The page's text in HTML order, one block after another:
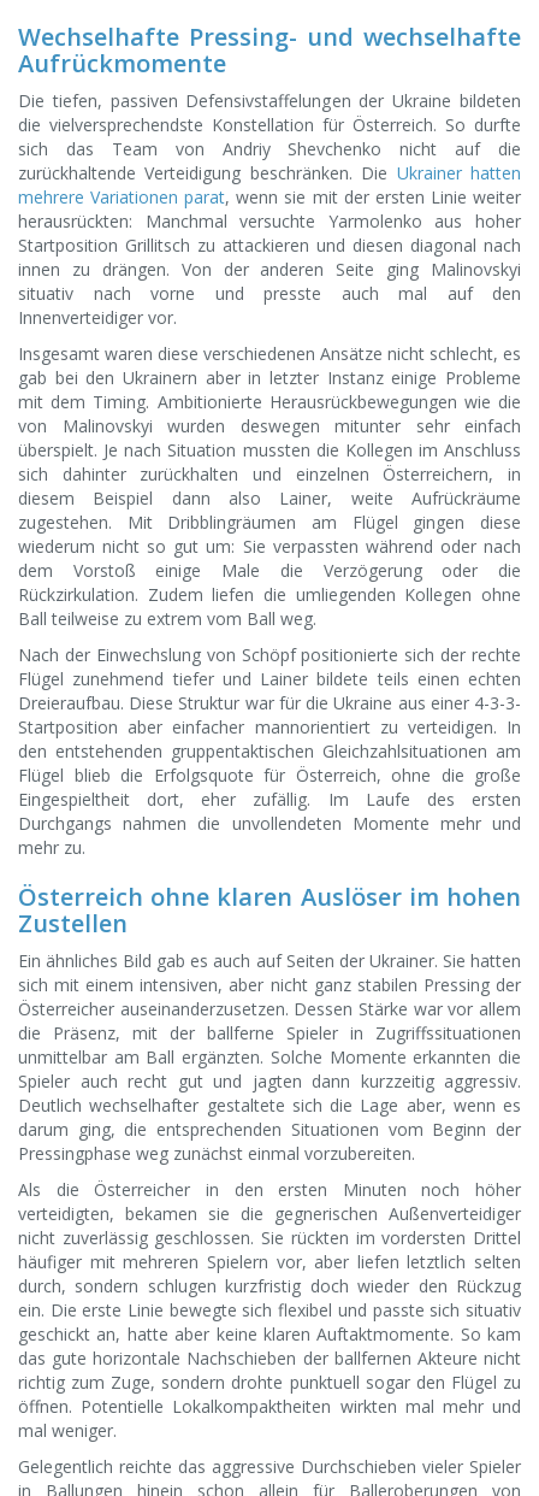
Wechselhafte Pressing- und wechselhafte
Aufrückmomente
Die tiefen, passiven Defensivstaffelungen der Ukraine bildeten
die vielversprechendste Konstellation für Österreich. So durfte
sich das Team von Andriy Shevchenko nicht auf die
zurückhaltende Verteidigung beschränken. Die Ukrainer hatten
mehrere Variationen parat, wenn sie mit der ersten Linie weiter
herausrückten: Manchmal versuchte Yarmolenko aus hoher
Startposition Grillitsch zu attackieren und diesen diagonal nach
innen zu drängen. Von der anderen Seite ging Malinovskyi
situativ nach vorne und presste auch mal auf den
Innenverteidiger vor.
Insgesamt waren diese verschiedenen Ansätze nicht schlecht, es
gab bei den Ukrainern aber in letzter Instanz einige Probleme
mit dem Timing. Ambitionierte Herausrückbewegungen wie die
von Malinovskyi wurden deswegen mitunter sehr einfach
überspielt. Je nach Situation mussten die Kollegen im Anschluss
sich dahinter zurückhalten und einzelnen Österreichern, in
diesem Beispiel dann also Lainer, weite Aufrückräume
zugestehen. Mit Dribblingräumen am Flügel gingen diese
wiederum nicht so gut um: Sie verpassten während oder nach
dem Vorstoß einige Male die Verzögerung oder die
Rückzirkulation. Zudem liefen die umliegenden Kollegen ohne
Ball teilweise zu extrem vom Ball weg.
Nach der Einwechslung von Schöpf positionierte sich der rechte
Flügel zunehmend tiefer und Lainer bildete teils einen echten
Dreieraufbau. Diese Struktur war für die Ukraine aus einer 4-3-3-
Startposition aber einfacher mannorientiert zu verteidigen. In
den entstehenden gruppentaktischen Gleichzahlsituationen am
Flügel blieb die Erfolgsquote für Österreich, ohne die große
Eingespieltheit dort, eher zufällig. Im Laufe des ersten
Durchgangs nahmen die unvollendeten Momente mehr und
mehr zu.
Österreich ohne klaren Auslöser im hohen
Zustellen
Ein ähnliches Bild gab es auch auf Seiten der Ukrainer. Sie hatten
sich mit einem intensiven, aber nicht ganz stabilen Pressing der
Österreicher auseinanderzusetzen. Dessen Stärke war vor allem
die Präsenz, mit der ballferne Spieler in Zugriffssituationen
unmittelbar am Ball ergänzten. Solche Momente erkannten die
Spieler auch recht gut und jagten dann kurzzeitig aggressiv.
Deutlich wechselhafter gestaltete sich die Lage aber, wenn es
darum ging, die entsprechenden Situationen vom Beginn der
Pressingphase weg zunächst einmal vorzubereiten.
Als die Österreicher in den ersten Minuten noch höher
verteidigten, bekamen sie die gegnerischen Außenverteidiger
nicht zuverlässig geschlossen. Sie rückten im vordersten Drittel
häufiger mit mehreren Spielern vor, aber liefen letztlich selten
durch, sondern schlugen kurzfristig doch wieder den Rückzug
ein. Die erste Linie bewegte sich flexibel und passte sich situativ
geschickt an, hatte aber keine klaren Auftaktmomente. So kam
das gute horizontale Nachschieben der ballfernen Akteure nicht
richtig zum Zuge, sondern drohte punktuell sogar den Flügel zu
öffnen. Potentielle Lokalkompaktheiten wirkten mal mehr und
mal weniger.
Gelegentlich reichte das aggressive Durchschieben vieler Spieler
in Ballungen hinein schon allein für Balleroberungen von